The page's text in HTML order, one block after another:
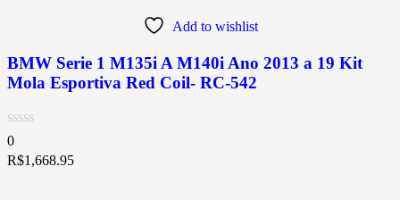
Add to wishlist
BMW Serie 1 M135i A M140i Ano 2013 a 19 Kit
Mola Esportiva Red Coil- RC-542
0
R$1,668.95